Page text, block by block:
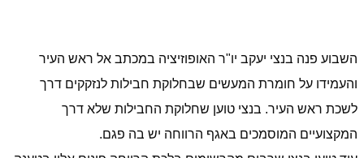
השבוע פנה בנצי יעקב יו"ר האופוזיציה במכתב אל ראש העיר
והעמידו על חומרת המעשים שבחלוקת חבילות לנזקקים דרך
לשכת ראש העיר. בנצי טוען שחלוקת החבילות שלא דרך
המקצועיים המוסמכים באגף הרווחה יש בה פגם.